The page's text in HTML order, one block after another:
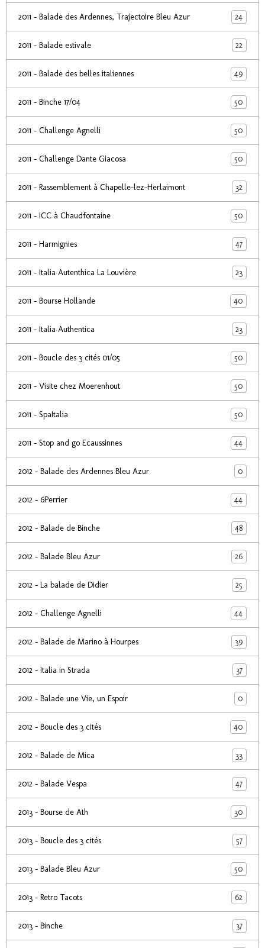
2011 - Balade des Ardennes, Trajectoire Bleu Azur 24
2011 - Balade estivale 22
2011 - Balade des belles italiennes 49
2011 - Binche 17/04 50
2011 - Challenge Agnelli 50
2011 - Challenge Dante Giacosa 50
2011 - Rassemblement à Chapelle-lez-Herlaimont 32
2011 - ICC à Chaudfontaine 50
2011 - Harmignies 47
2011 - Italia Autenthica La Louvière 23
2011 - Bourse Hollande 40
2011 - Italia Authentica 23
2011 - Boucle des 3 cités 01/05 50
2011 - Visite chez Moerenhout 50
2011 - SpaItalia 50
2011 - Stop and go Ecaussinnes 44
2012 - Balade des Ardennes Bleu Azur 0
2012 - 6Perrier 44
2012 - Balade de Binche 48
2012 - Balade Bleu Azur 26
2012 - La balade de Didier 25
2012 - Challenge Agnelli 44
2012 - Balade de Marino à Hourpes 39
2012 - Italia in Strada 37
2012 - Balade une Vie, un Espoir 0
2012 - Boucle des 3 cités 40
2012 - Balade de Mica 33
2012 - Balade Vespa 47
2013 - Bourse de Ath 30
2013 - Boucle des 3 cités 57
2013 - Balade Bleu Azur 50
2013 - Retro Tacots 62
2013 - Binche 37